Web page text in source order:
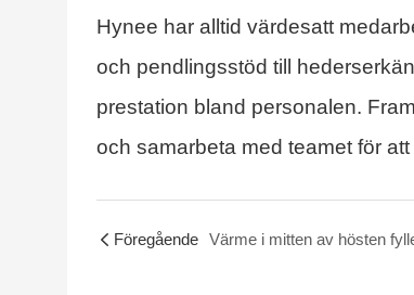
Hynee har alltid värdesatt
och pendlingsstöd till
prestation bland personalen.
och samarbeta med teamet för
Föregående